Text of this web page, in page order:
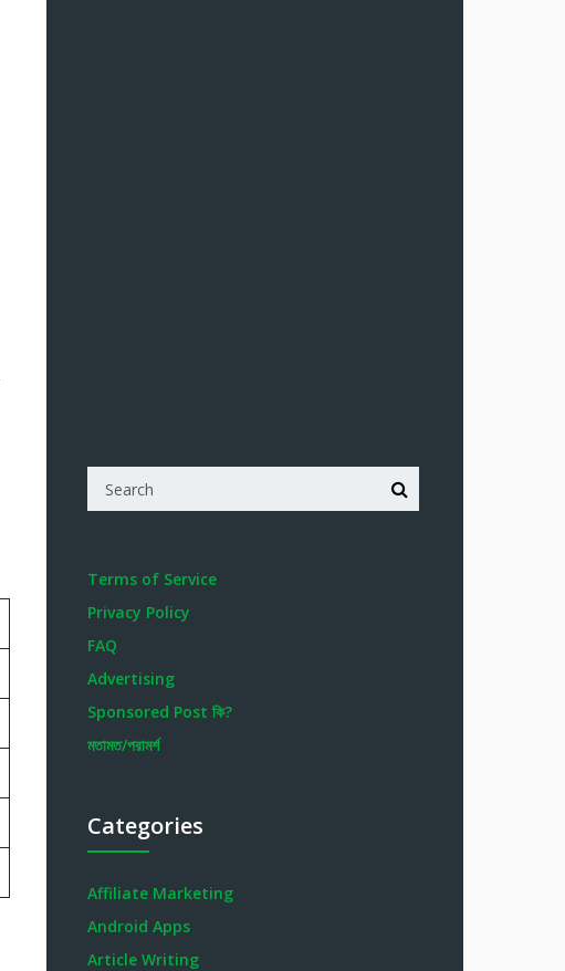
Terms of Service
Privacy Policy
FAQ
Advertising
Sponsored Post কি?
মতামত/পরামর্শ
Categories
Affiliate Marketing
Android Apps
Article Writing